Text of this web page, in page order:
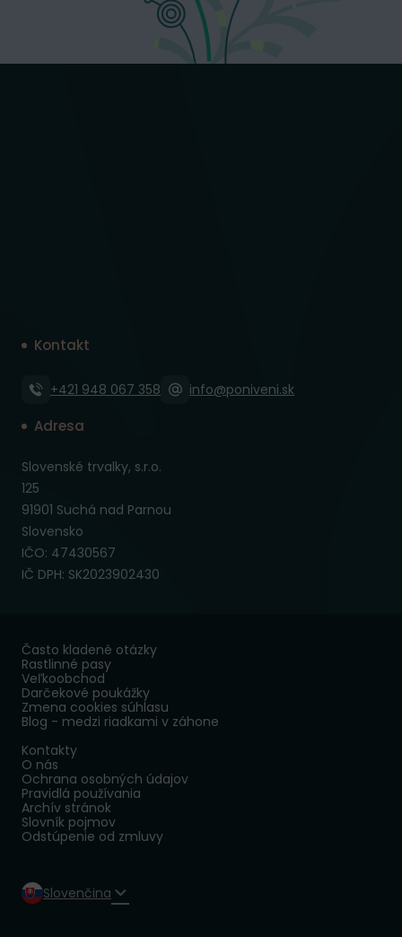
Kontakt
+421 948 067 358 info@poniveni.sk
Adresa
Slovenské trvalky, s.r.o.
125
91901 Suchá nad Parnou
Slovensko
IČO: 47430567
IČ DPH: SK2023902430
Často kladené otázky
Rastlinné pasy
Veľkoobchod
Darčekové poukážky
Zmena cookies súhlasu
Blog - medzi riadkami v záhone
Kontakty
O nás
Ochrana osobných údajov
Pravidlá používania
Archív stránok
Slovník pojmov
Odstúpenie od zmluvy
Slovenčina